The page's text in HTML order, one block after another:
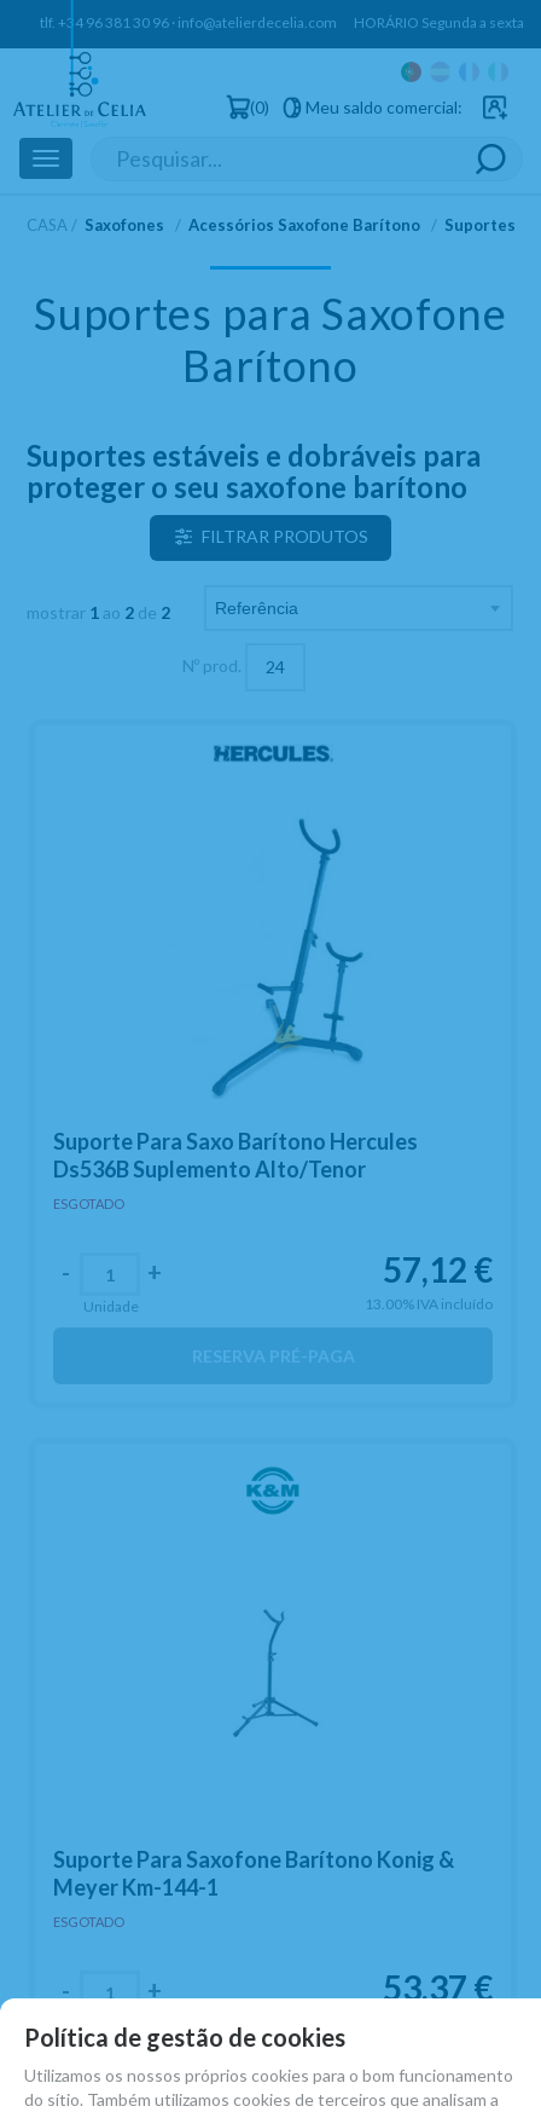
tlf.+34 96 381 30 96 · info@atelierdecelia.com HORÁRIO Segunda a sexta:
0 Meu saldo comercial:
Toggle
navigation
CASA Saxofones Acessórios Saxofone Barítono Suportes
Suportes para Saxofone
Barítono
Suportes estáveis e dobráveis para
proteger o seu saxofone barítono
FILTRAR PRODUTOS
mostrar 1ao 2 de 2
Nº prod.
Suporte Para Saxo Barítono Hercules
Ds536B Suplemento Alto/Tenor
ESGOTADO
57,12 €
13.00% IVA incluído
- +
Unidade
RESERVA PRÉ-PAGA
Suporte Para Saxofone Barítono Konig &
Meyer Km-144-1
ESGOTADO
53,37 €
- +
Unidade
RESERVA PRÉ-PAGA
Política de gestão de cookies
Utilizamos os nossos próprios cookies para o bom funcionamento
do sítio. Também utilizamos cookies de terceiros que analisam a